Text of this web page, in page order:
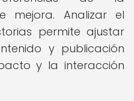
mejora. Analizar el
permite ajustar
y publicación
y la interacción